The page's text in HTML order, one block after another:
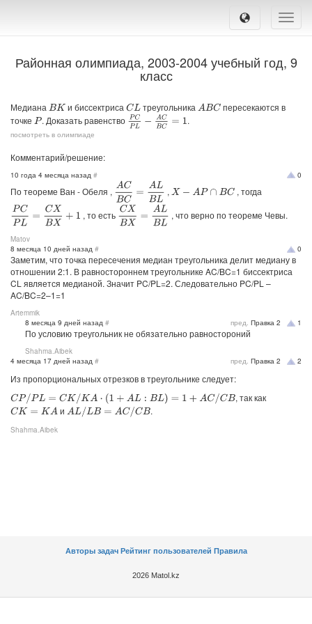
Toggle
Районная олимпиада, 2003-2004 учебный год, 9
класс
Медиана BK и биссектрисаCL треугольника ABC
пересекаются в
точке P. Доказать равенство PCP L− ACB C= 1 .
посмотреть в олимпиаде
Комментарий/решение:
0
10 года 4 месяца назад #
По теореме Ван - Обеля , ACB LBL , X− AP∩BC
, тогда
PCP XBX 1 , то есть CXBX LBL , что верно по теореме Чевы.
Matov
0
8 месяца 10 дней назад #
Заметим, что точка пересечения медиан треугольника делит медиану в
отношении 2:1. В равностороннем треугольнике AC/BC=1 биссектриса
CL является медианой. Значит PC/PL=2. Следовательно PC/PL –
AC/BC=2–1=1
Artemmik
пред. Правка 2 1
8 месяца 9 дней назад #
По условию треугольник не обязательно равностороний
Shahma.Aibek
пред. Правка 2 2
4 месяца 17 дней назад #
Из пропорциональных отрезков в треугольнике следует:
CP/PL=C K/K A⋅(1+AL:B L =1 +A C/C B
, так как
CK= KA и AL/LB=AC/C B .
Shahma.Aibek
Авторы задач Рейтинг пользователей Правила
2026 Matol.kz